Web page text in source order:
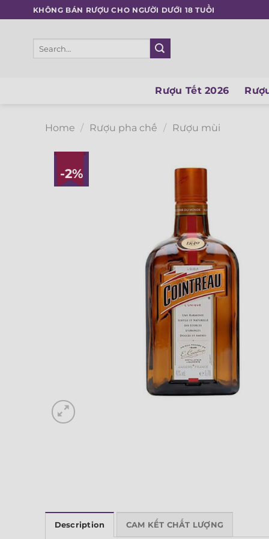
to
content
KHÔNG BÁN RƯỢU CHO NGƯỜI DƯỚI 18 TUỔI
Rượu Tết 2026
Home / Rượu pha chế / Rượu mùi
-2%
Description CAM KẾT CHẤT LƯỢNG